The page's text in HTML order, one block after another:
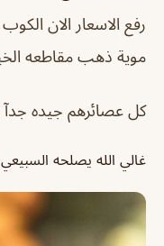
موية ذهب مقاطعه
كل عصائرهم جيده جدآ
غالي الله يصلحه السبيعي